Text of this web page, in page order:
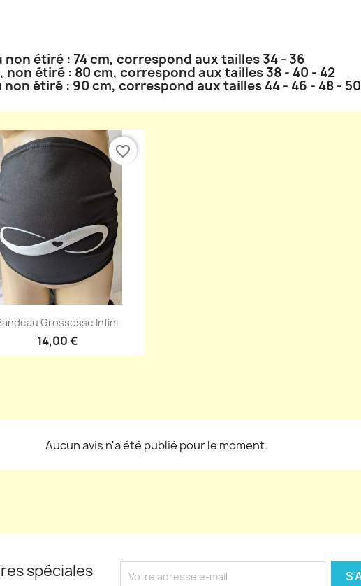
étiré : 74 cm, correspond aux tailles 34 - 36
non étiré : 80 cm, correspond aux tailles 38 - 40 - 42
étiré : 90 cm, correspond aux tailles 44 - 46 - 48 - 50
Aperçu rapide
Grossesse Infini
14,00 €
favorite_border
Aucun avis n'a été publié pour le moment.
spéciales